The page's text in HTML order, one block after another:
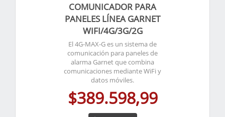
COMUNICADOR PARA
PANELES LÍNEA GARNET
WIFI/4G/3G/2G
El 4G-MAX-G es un sistema de
comunicación para paneles de
alarma Garnet que combina
comunicaciones mediante WiFi y
datos móviles.
$389.598,99